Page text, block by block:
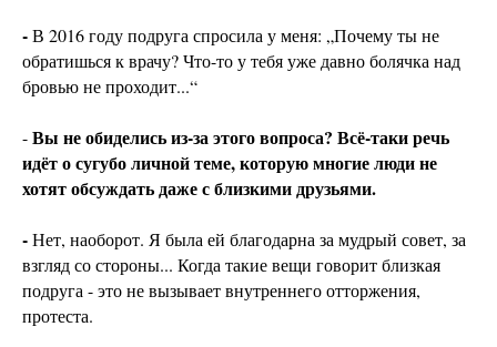
-В 2016 году подруга спросила у меня: „Почему ты не
обратишься к врачу? Что-то у тебя уже давно болячка над
бровью не проходит...“
-Вы не обиделись из-за этого вопроса? Всё-таки речь
идёт о сугубо личной теме, которую многие люди не
хотят обсуждать даже с близкими друзьями.
-Нет, наоборот. Я была ей благодарна за мудрый совет, за
взгляд со стороны... Когда такие вещи говорит близкая
подруга - это не вызывает внутреннего отторжения,
протеста.